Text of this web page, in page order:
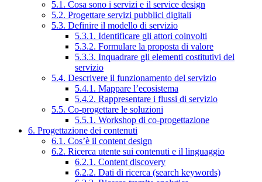
5.1. Cosa sono i servizi e il service design
5.2. Progettare servizi pubblici digitali
5.3. Definire il modello di servizio
5.3.1. Identificare gli attori coinvolti
5.3.2. Formulare la proposta di valore
5.3.3. Inquadrare gli elementi costitutivi del
servizio
5.4. Descrivere il funzionamento del servizio
5.4.1. Mappare l’ecosistema
5.4.2. Rappresentare i flussi di servizio
5.5. Co-progettare le soluzioni
5.5.1. Workshop di co-progettazione
6. Progettazione dei contenuti
6.1. Cos’è il content design
6.2. Ricerca utente sui contenuti e il linguaggio
6.2.1. Content discovery
6.2.2. Dati di ricerca (search keywords)